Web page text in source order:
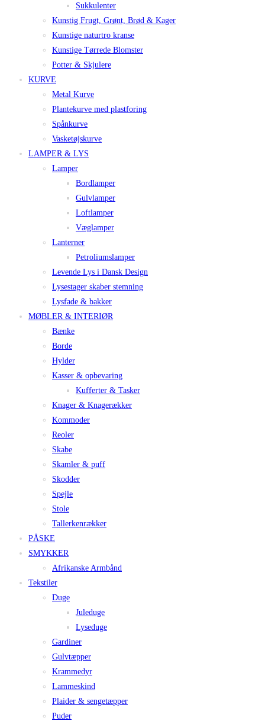
Sukkulenter
Kunstig Frugt, Grønt, Brød & Kager
Kunstige naturtro kranse
Kunstige Tørrede Blomster
Potter & Skjulere
KURVE
Metal Kurve
Plantekurve med plastforing
Spånkurve
Vasketøjskurve
LAMPER & LYS
Lamper
Bordlamper
Gulvlamper
Loftlamper
Væglamper
Lanterner
Petroliumslamper
Levende Lys i Dansk Design
Lysestager skaber stemning
Lysfade & bakker
MØBLER & INTERIØR
Bænke
Borde
Hylder
Kasser & opbevaring
Kufferter & Tasker
Knager & Knagerækker
Kommoder
Reoler
Skabe
Skamler & puff
Skodder
Spejle
Stole
Tallerkenrækker
PÅSKE
SMYKKER
Afrikanske Armbånd
Tekstiler
Duge
Juleduge
Lyseduge
Gardiner
Gulvtæpper
Krammedyr
Lammeskind
Plaider & sengetæpper
Puder